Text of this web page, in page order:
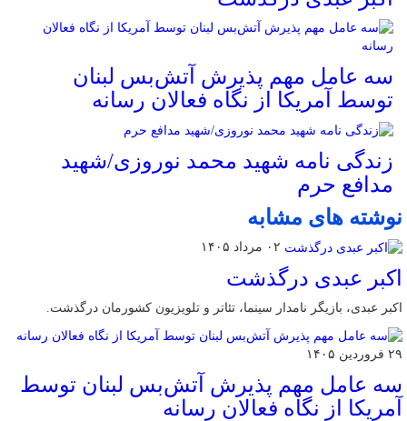
سه عامل مهم پذیرش آتش‌بس لبنان
توسط آمریکا از نگاه فعالان رسانه
زندگی نامه شهید محمد نوروزی/شهید
مدافع حرم
نوشته های مشابه
۰۲ مرداد ۱۴۰۵
اکبر عبدی درگذشت
اکبر عبدی، بازیگر نامدار سینما، تئاتر و تلویزیون کشورمان درگذشت.
۲۹ فروردین ۱۴۰۵
سه عامل مهم پذیرش آتش‌بس لبنان توسط
آمریکا از نگاه فعالان رسانه